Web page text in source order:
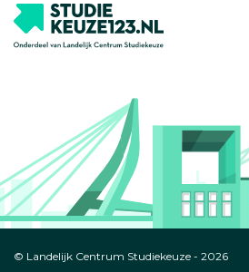
© Landelijk Centrum Studiekeuze - 2026